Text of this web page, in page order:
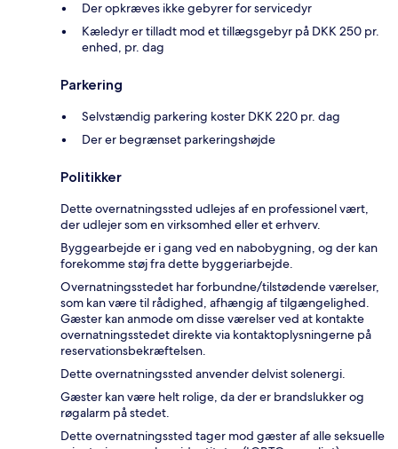
Der opkræves ikke gebyrer for servicedyr
Kæledyr er tilladt mod et tillægsgebyr på DKK 250 pr.
enhed, pr. dag
Parkering
Selvstændig parkering koster DKK 220 pr. dag
Der er begrænset parkeringshøjde
Politikker
Dette overnatningssted udlejes af en professionel vært,
der udlejer som en virksomhed eller et erhverv.
Byggearbejde er i gang ved en nabobygning, og der kan
forekomme støj fra dette byggeriarbejde.
Overnatningsstedet har forbundne/tilstødende værelser,
som kan være til rådighed, afhængig af tilgængelighed.
Gæster kan anmode om disse værelser ved at kontakte
overnatningsstedet direkte via kontaktoplysningerne på
reservationsbekræftelsen.
Dette overnatningssted anvender delvist solenergi.
Gæster kan være helt rolige, da der er brandslukker og
røgalarm på stedet.
Dette overnatningssted tager mod gæster af alle seksuelle